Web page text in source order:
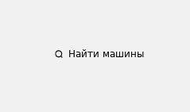
Найти машины